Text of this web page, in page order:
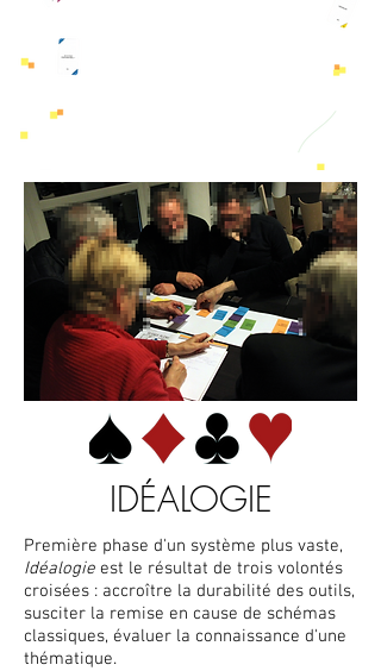
Première phase d'un système plus vaste,
Idéalogie est le résultat de trois volontés
croisées : accroître la durabilité des outils,
susciter la remise en cause de schémas
classiques, évaluer la connaissance d'une
thématique.
IDÉALOGIE